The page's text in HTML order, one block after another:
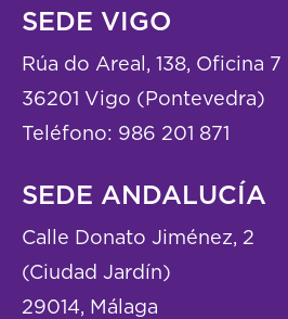
SEDE VIGO
Rúa do Areal, 138, Oficina 7
36201 Vigo (Pontevedra)
Teléfono: 986 201 871
SEDE ANDALUCÍA
Calle Donato Jiménez, 2
(Ciudad Jardín)
29014, Málaga